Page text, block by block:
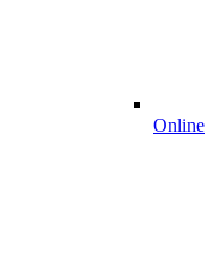
Online